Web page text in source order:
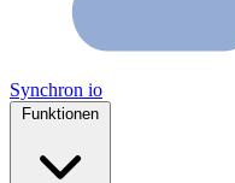
Synchron io